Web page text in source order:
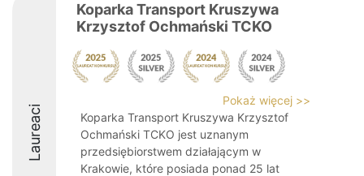
Laureaci
Koparka Transport Kruszywa
Krzysztof Ochmański TCKO
Pokaż więcej >>
Koparka Transport Kruszywa Krzysztof
Ochmański TCKO jest uznanym
przedsiębiorstwem działającym w
Krakowie, które posiada ponad 25 lat